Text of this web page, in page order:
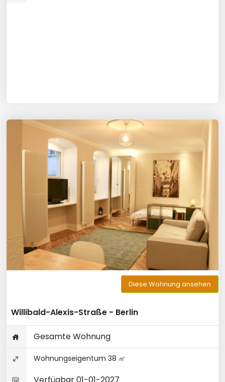
Diese Wohnung ansehen
Willibald-Alexis-Straße - Berlin
Gesamte Wohnung
Wohnungseigentum 38 ㎡